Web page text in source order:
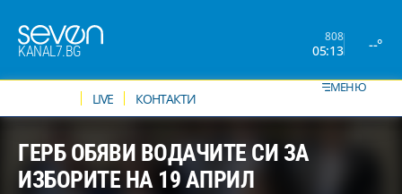
KANAL7.BG
808
05:13 --°
LIVE КОНТАКТИ
МЕНЮ
ГЕРБ ОБЯВИ ВОДАЧИТЕ СИ ЗА
ИЗБОРИТЕ НА 19 АПРИЛ